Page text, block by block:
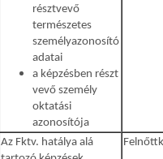
résztvevő
természetes
személyazonosító
adatai
a képzésben részt
vevő személy
oktatási
azonosítója
Az Fktv. hatálya alá